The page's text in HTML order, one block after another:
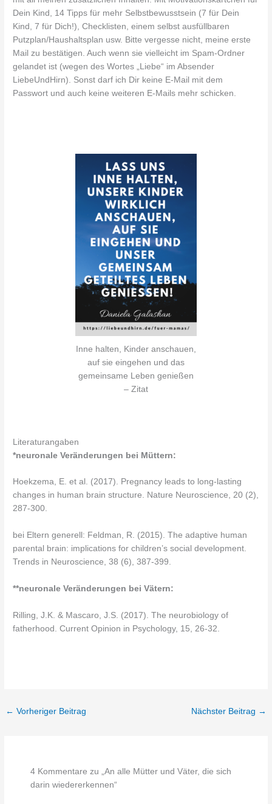
Dein Kind, 14 Tipps für mehr Selbstbewusstsein (7 für Dein
Kind, 7 für Dich!), Checklisten, einem selbst ausfüllbaren
Putzplan/Haushaltsplan usw. Bitte vergesse nicht, meine erste
Mail zu bestätigen. Auch wenn sie vielleicht im Spam-Ordner
gelandet ist (wegen des Wortes „Liebe“ im Absender
LiebeUndHirn). Sonst darf ich Dir keine E-Mail mit dem
Passwort und auch keine weiteren E-Mails mehr schicken.
Inne halten, Kinder anschauen,
auf sie eingehen und das
gemeinsame Leben genießen
– Zitat
Literaturangaben
*neuronale Veränderungen bei Müttern:
Hoekzema, E. et al. (2017). Pregnancy leads to long-lasting
changes in human brain structure. Nature Neuroscience, 20 (2),
287-300.
bei Eltern generell: Feldman, R. (2015). The adaptive human
parental brain: implications for children’s social development.
Trends in Neuroscience, 38 (6), 387-399.
**neuronale Veränderungen bei Vätern:
Rilling, J.K. & Mascaro, J.S. (2017). The neurobiology of
fatherhood. Current Opinion in Psychology, 15, 26-32.
← Vorheriger Beitrag Nächster Beitrag →
4 Kommentare zu „An alle Mütter und Väter, die sich
darin wiedererkennen“